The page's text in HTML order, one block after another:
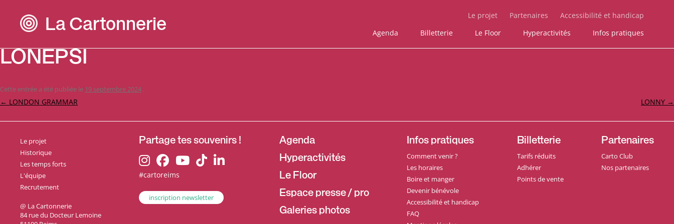
La Cartonnerie
Le projet Partenaires
Accessibilité et handicap
Agenda
Billetterie Le Floor Hyperactivités Infos pratiques
LONEPSI
Cette entrée a été publiée le 19 septembre 2024 .
Navigation
← LONDON GRAMMAR LONNY →
Le projet
Historique
Les temps forts
L'équipe
Recrutement
@ La Cartonnerie
84 rue du Docteur Lemoine
Partage tes souvenirs !
#cartoreims
inscription newsletter
Agenda
Hyperactivités
Le Floor
Espace presse / pro
Galeries photos
Infos pratiques
Comment venir ?
Les horaires
Boire et manger
Devenir bénévole
Accessibilité et handicap
FAQ
Billetterie
Tarifs réduits
Adhérer
Points de vente
Partenaires
Carto Club
Nos partenaires